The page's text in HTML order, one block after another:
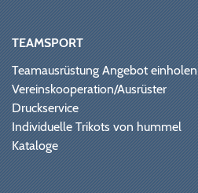
TEAMSPORT
Teamausrüstung Angebot einholen
Vereinskooperation/Ausrüster
Druckservice
Individuelle Trikots von hummel
Kataloge